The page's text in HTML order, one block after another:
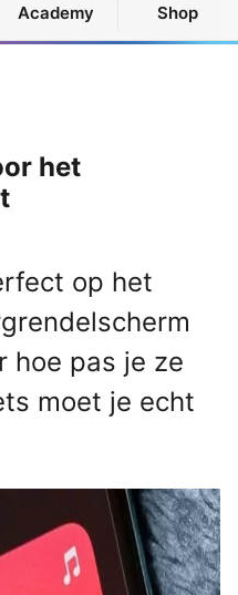
Academy Shop
het
op het
hoe pas je ze
moet je echt